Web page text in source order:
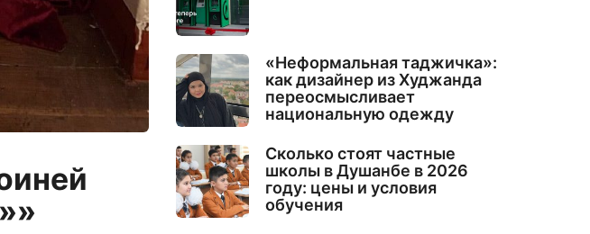
«Неформальная таджичка»:
как дизайнер из Худжанда
переосмысливает
национальную одежду
Сколько стоят частные
школы в Душанбе в 2026
году: цены и условия
обучения